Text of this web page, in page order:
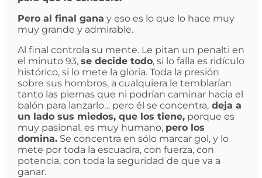
Pero al final gana y eso es lo que lo hace muy
muy grande y admirable.
Al final controla su mente. Le pitan un penalti en
el minuto 93, se decide todo, si lo falla es ridículo
histórico, si lo mete la gloria. Toda la presión
sobre sus hombros, a cualquiera le temblarían
tanto las piernas que ni podrían caminar hacia el
balón para lanzarlo… pero él se concentra,deja a
un lado sus miedos, que los tiene,porque es
muy pasional, es muy humano, pero los
domina.Se concentra en sólo marcar gol, y lo
mete por toda la escuadra, con fuerza, con
potencia, con toda la seguridad de que va a
ganar.